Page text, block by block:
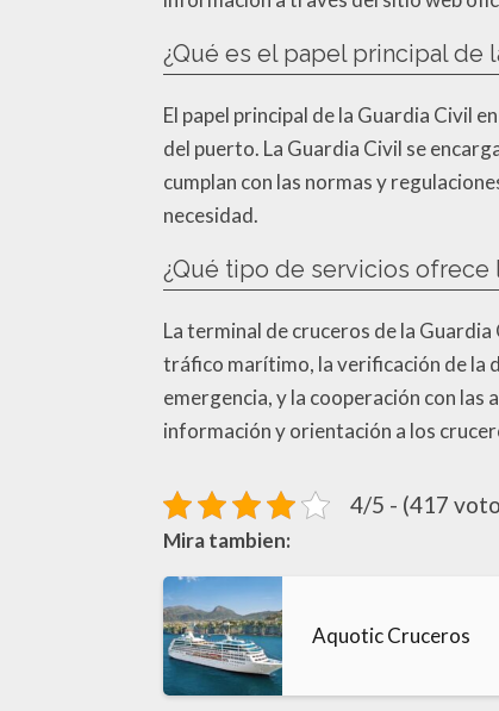
¿Qué es el papel principal de
El papel principal de la Guardia Civil
del puerto. La Guardia Civil se
cumplan con las normas y
necesidad.
¿Qué tipo de servicios ofrece
La terminal de cruceros de la
tráfico marítimo, la verificación de la
emergencia, y la cooperación con
información y orientación a los
4/5 - (417
Mira tambien:
Aquotic Cruceros